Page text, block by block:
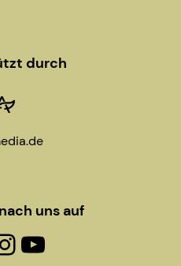
durch
uns auf
Fanpage
YouTube